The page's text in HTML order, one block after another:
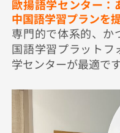
歐揚語学センター：
中国語学習プランを
専門的で体系的、か
国語学習プラットフ
学センターが最適で